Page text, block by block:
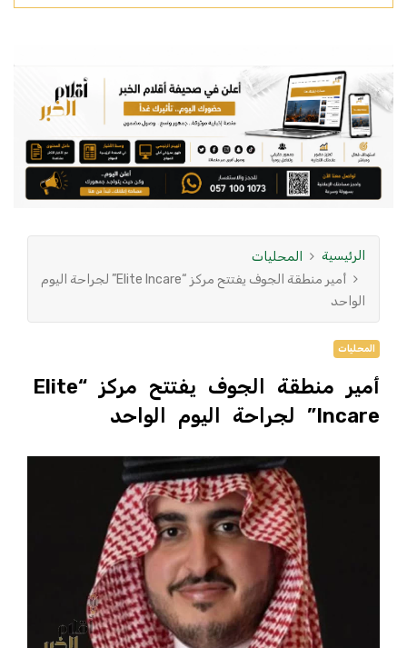
الرئيسية
المحليات
أمير منطقة الجوف يفتتح مركز “Elite Incare” لجراحة اليوم
الواحد
المحليات
أمير منطقة الجوف يفتتح مركز “Elite
Incare” لجراحة اليوم الواحد